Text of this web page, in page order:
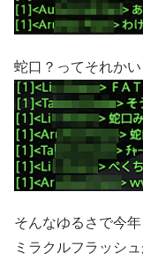
蛇口？ってそれかい
そんなゆるさで今
ミラクルフラッシ